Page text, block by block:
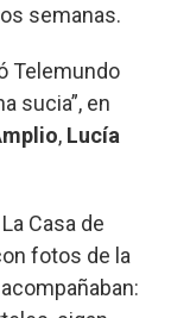
semanas.
Telemundo
sucia”, en
, Lucía
Casa de
fotos de la